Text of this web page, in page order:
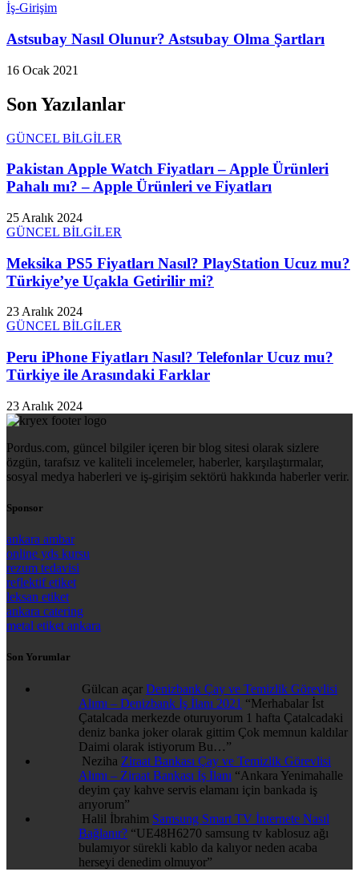
İş-Girişim
Astsubay Nasıl Olunur? Astsubay Olma Şartları
16 Ocak 2021
Son Yazılanlar
GÜNCEL BİLGİLER
Pakistan Apple Watch Fiyatları – Apple Ürünleri
Pahalı mı? – Apple Ürünleri ve Fiyatları
25 Aralık 2024
GÜNCEL BİLGİLER
Meksika PS5 Fiyatları Nasıl? PlayStation Ucuz mu?
Türkiye’ye Uçakla Getirilir mi?
23 Aralık 2024
GÜNCEL BİLGİLER
Peru iPhone Fiyatları Nasıl? Telefonlar Ucuz mu?
Türkiye ile Arasındaki Farklar
23 Aralık 2024
Pordus.com, güncel bilgiler içeren bir blog sitesi olarak sizlere
özgün, tarafsız ve kaliteli incelemeler, haberler, karşılaştırmalar,
sosyal medya haberleri ve iş-girişim sektörü hakkında haberler verir.
Sponsor
ankara ambar
online yds kursu
rezum tedavisi
reflektif etiket
leksan etiket
ankara catering
metal etiket ankara
Son Yorumlar
Gülcan açar Denizbank Çay ve Temizlik Görevlisi
Alımı – Denizbank İş İlanı 2021 “Merhabalar İst
Çatalcada merkezde oturuyorum 1 hafta Çatalcadaki
deniz banka joker olarak gittim Çok memnun kaldılar
Daimi olarak istiyorum Bu…”
Neziha Ziraat Bankası Çay ve Temizlik Görevlisi
Alımı – Ziraat Bankası İş İlanı “Ankara Yenimahalle
deyim çay kahve servis elamanı için bankada iş
arıyorum”
Halil İbrahim Samsung Smart TV İnternete Nasıl
Bağlanır? “UE48H6270 samsung tv kablosuz ağı
bulamıyor sürekli kablo da kalıyor neden acaba
herseyi denedim olmuyor”